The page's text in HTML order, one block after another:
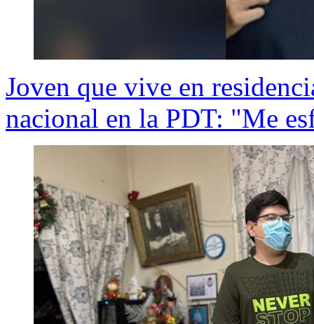
Joven que vive en
nacional en la PDT: "Me